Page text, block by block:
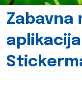
Zabavna